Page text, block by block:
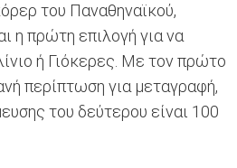
του Παναθηναϊκού,
η πρώτη επιλογή για να
ή Γιόκερες. Με τον πρώτο
περίπτωση για μεταγραφή,
του δεύτερου είναι 100